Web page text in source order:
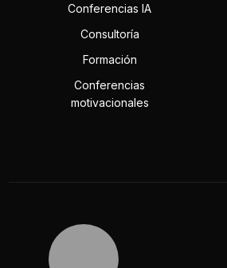
Conferencias IA
Consultoría
Formación
Conferencias
motivacionales